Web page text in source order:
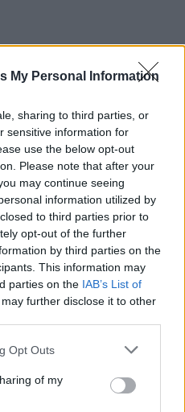
My Personal Information
sharing to third parties, or
sensitive information for
use the below opt-out
Please note that after your
may continue seeing
information utilized by
to third parties prior to
opt-out of the further
by third parties on the
This information may
parties on the IAB’s List of
further disclose it to other
Opt Outs
of my